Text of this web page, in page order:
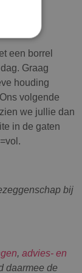
een borrel
Graag
houding
volgende
we jullie dan
in de gaten
bij
, advies- en
daarmee de